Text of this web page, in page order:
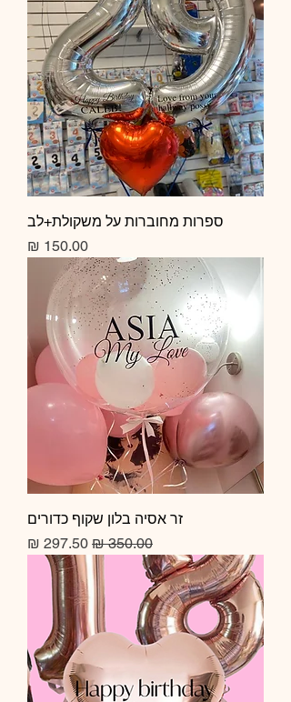
ספרות מחוברות על משקולת+לב
מחיר
זר אסיה בלון שקוף כדורים
מחיר רגיל מחיר מבצע